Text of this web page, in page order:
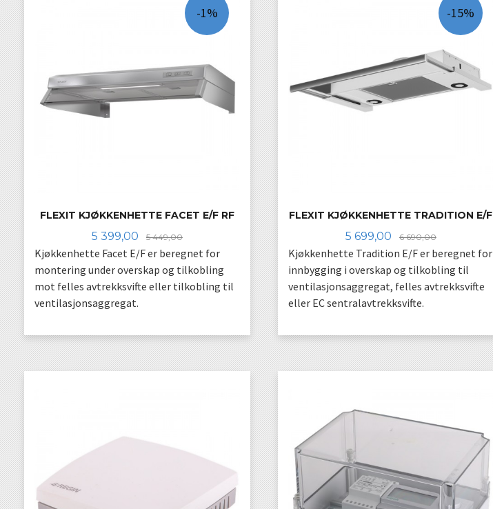
FLEXIT KJØKKENHETTE FACET E/F RF
Tilbud
5 399,00 5 449,00Rabatt
-1%
KJØP
Kjøkkenhette Facet E/F er beregnet for
montering under overskap og tilkobling
mot felles avtrekksvifte eller tilkobling til
ventilasjonsaggregat.
FLEXIT KJØKKENHETTE TRADITION E/F
Tilbud
5 699,00 6 690,00Rabatt
-15%
KJØP
Kjøkkenhette Tradition E/F er beregnet for
innbygging i overskap og tilkobling til
ventilasjonsaggregat, felles avtrekksvifte
eller EC sentralavtrekksvifte.